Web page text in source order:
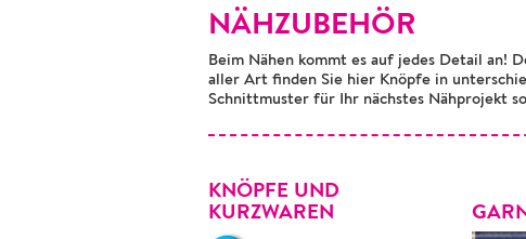
NÄHZUBEHÖR
Beim Nähen kommt es auf jedes Detail an!
aller Art finden Sie hier Knöpfe in
Schnittmuster für Ihr nächstes Nähprojekt
KNÖPFE UND
KURZWAREN